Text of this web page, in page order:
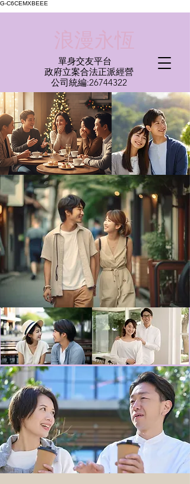
G-C6CEMXBEEE
單身交友平台
​政府立案合法正派經營​
​公司統編:26744322
​浪漫永恆